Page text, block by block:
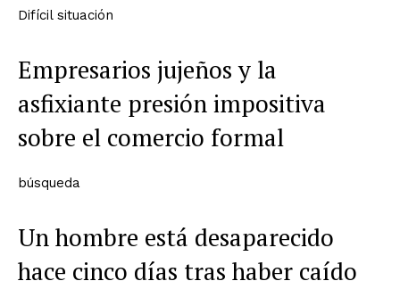
Difícil situación
Empresarios jujeños y la
asfixiante presión impositiva
sobre el comercio formal
búsqueda
Un hombre está desaparecido
hace cinco días tras haber caído